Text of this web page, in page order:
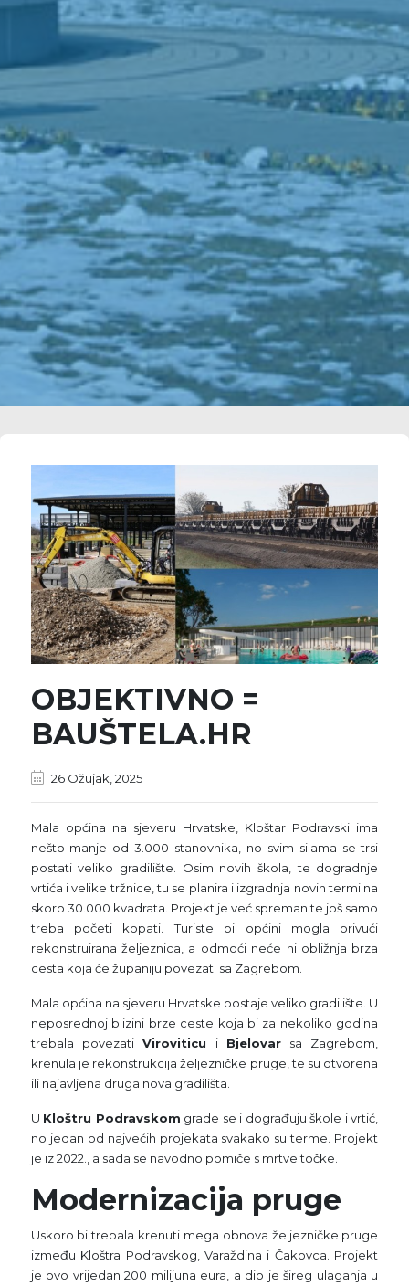
OBJEKTIVNO =
BAUŠTELA.HR
26 Ožujak, 2025
Mala općina na sjeveru Hrvatske, Kloštar Podravski ima
nešto manje od 3.000 stanovnika, no svim silama se trsi
postati veliko gradilište. Osim novih škola, te dogradnje
vrtića i velike tržnice, tu se planira i izgradnja novih termi na
skoro 30.000 kvadrata. Projekt je već spreman te još samo
treba početi kopati. Turiste bi općini mogla privući
rekonstruirana željeznica, a odmoći neće ni obližnja brza
cesta koja će županiju povezati sa Zagrebom.
Mala općina na sjeveru Hrvatske postaje veliko gradilište. U
neposrednoj blizini brze ceste koja bi za nekoliko godina
trebala povezatiViroviticu i Bjelovarsa Zagrebom,
krenula je rekonstrukcija željezničke pruge, te su otvorena
ili najavljena druga nova gradilišta.
U Kloštru Podravskom grade se i dograđuju škole i vrtić,
no jedan od najvećih projekata svakako su terme. Projekt
je iz 2022., a sada se navodno pomiče s mrtve točke.
Modernizacija pruge
Uskoro bi trebala krenuti mega obnova željezničke pruge
između Kloštra Podravskog, Varaždina i Čakovca. Projekt
je ovo vrijedan 200 milijuna eura, a dio je šireg ulaganja u